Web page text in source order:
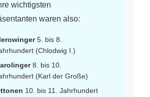
wichtigsten
waren also:
5. bis 8.
(Chlodwig I.)
8. bis 10.
(Karl der Große)
10. bis 11. Jahrhundert